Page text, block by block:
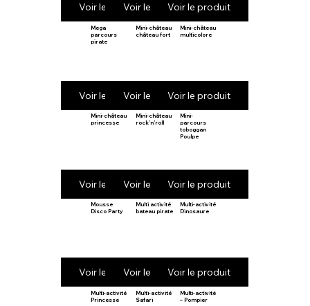
Voir le produitVoir le produitVoir le produit
Mega
parcours
pirate
Voir le produit
Mini-château
château fort
Voir le produit
Mini-château
multicolore
Voir le produit
Mini-château
princesse
Voir le produit
Mini-château
rock’n’roll
Voir le produit
Mini-
parcours
toboggan
Poulpe
Voir le produit
Mousse
Disco Party
Voir le produit
Multi activité
bateau pirate
Voir le produit
Multi-activité
Dinosaure
Voir le produit
Multi-activité
Princesse
Multi-activité
Safari
Multi-activité
– Pompier